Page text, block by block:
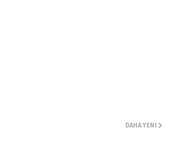
DAHA YENI